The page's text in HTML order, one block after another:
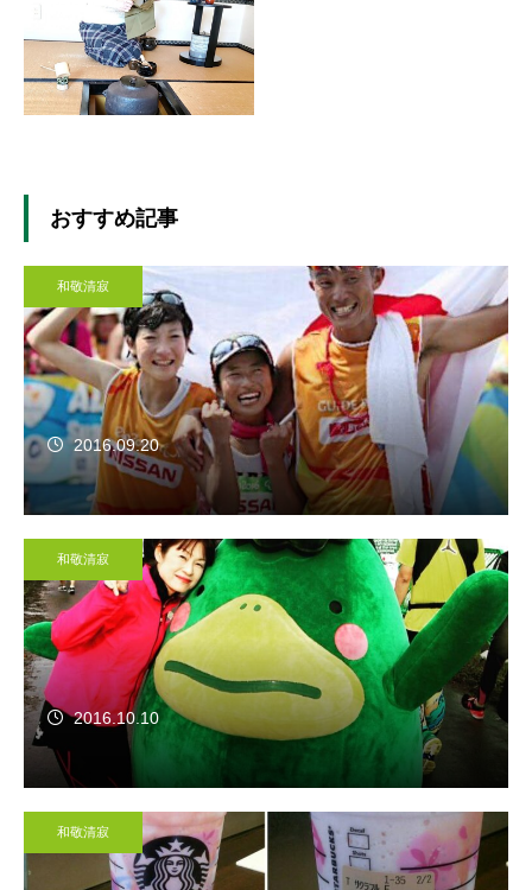
おすすめ記事
和敬清寂
2016.09.20
和敬清寂
2016.10.10
和敬清寂